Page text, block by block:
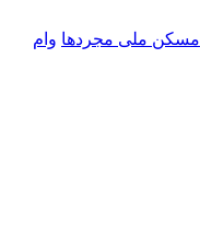
مسکن ملی مجردها وام